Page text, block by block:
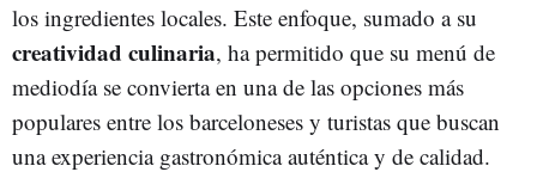
los ingredientes locales. Este enfoque, sumado a su
creatividad culinaria, ha permitido que su menú de
mediodía se convierta en una de las opciones más
populares entre los barceloneses y turistas que buscan
una experiencia gastronómica auténtica y de calidad.